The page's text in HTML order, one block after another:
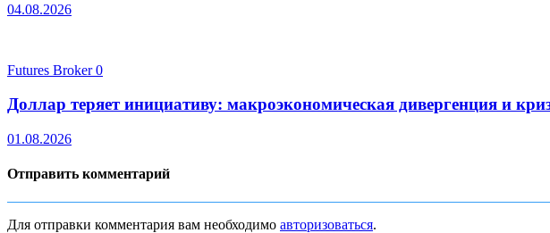
04.08.2026
Futures Broker0
Доллар теряет инициативу: макроэкономическая дивергенция и
01.08.2026
Отправить комментарий
Для отправки комментария вам необходимо авторизоваться.